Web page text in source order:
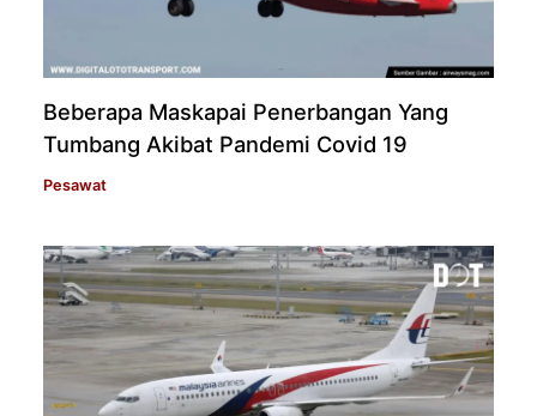
Beberapa Maskapai Penerbangan Yang
Tumbang Akibat Pandemi Covid 19
Pesawat